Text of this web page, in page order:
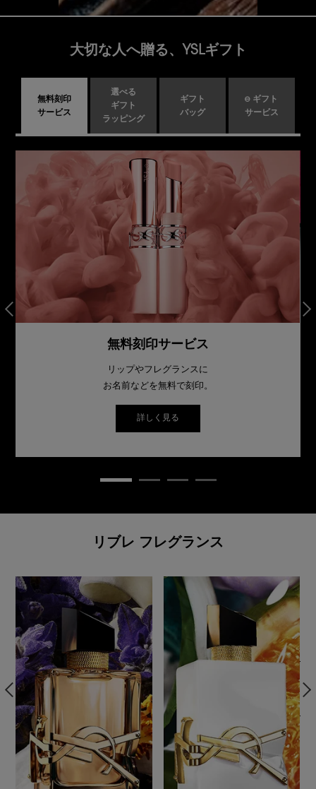
大切な人へ贈る、YSLギフト
無料刻印
サービス
選べる
ギフト
ラッピング
ギフト
バッグ
e ギフト
サービス
無料刻印サービス
リップやフレグランスに
お名前などを無料で刻印。
詳しく見る
リブレ フレグランス